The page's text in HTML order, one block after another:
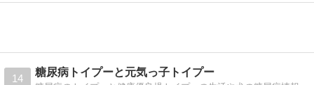
14
糖尿病トイプーと元気っ子トイプー